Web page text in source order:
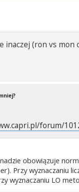
inaczej (ron vs mon
forum/
obowiązuje
Przy wyznaczaniu
wyznaczaniu LO